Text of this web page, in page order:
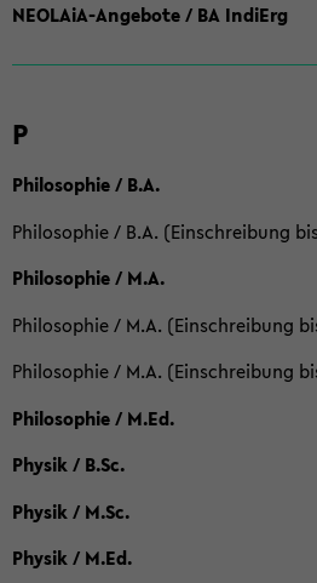
NEOLAiA-Angebote / BA IndiErg
P
Philosophie / B.A.
Philosophie / B.A. (Einschreibung
Philosophie / M.A.
Philosophie / M.A. (Einschreibung
Philosophie / M.A. (Einschreibung
Philosophie / M.Ed.
Physik / B.Sc.
Physik / M.Sc.
Physik / M.Ed.